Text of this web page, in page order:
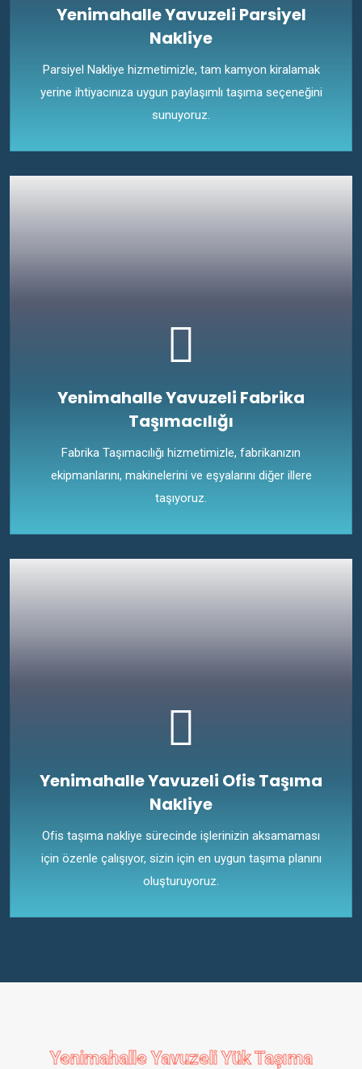
Yenimahalle Yavuzeli Parsiyel
Nakliye
Parsiyel Nakliye hizmetimizle, tam kamyon kiralamak
yerine ihtiyacınıza uygun paylaşımlı taşıma seçeneğini
sunuyoruz.
Yenimahalle Yavuzeli Fabrika
Taşımacılığı
Fabrika Taşımacılığı hizmetimizle, fabrikanızın
ekipmanlarını, makinelerini ve eşyalarını diğer illere
taşıyoruz.
Yenimahalle Yavuzeli Ofis Taşıma
Nakliye
Ofis taşıma nakliye sürecinde işlerinizin aksamaması
için özenle çalışıyor, sizin için en uygun taşıma planını
oluşturuyoruz.
Yenimahalle Yavuzeli Yük Taşıma